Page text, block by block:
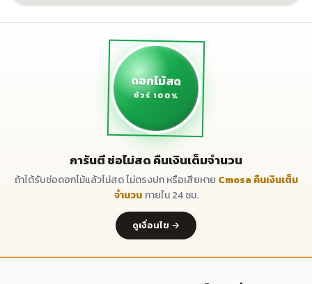
ดอกไม้สด
ชัวร์ 100%
การันตี ช่อไม่สด คืนเงินเต็มจำนวน
ถ้าได้รับช่อดอกไม้แล้วไม่สด ไม่ตรงปก หรือเสียหาย Cmosa คืนเงินเต็ม
จำนวนภายใน 24 ชม.
ดูเงื่อนไข →